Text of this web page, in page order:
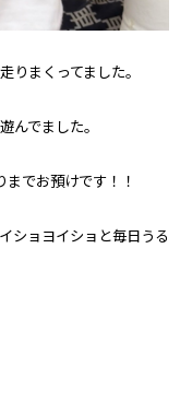
りまくってました。
んでました。
までお預けです！！
ショヨイショと毎日うる